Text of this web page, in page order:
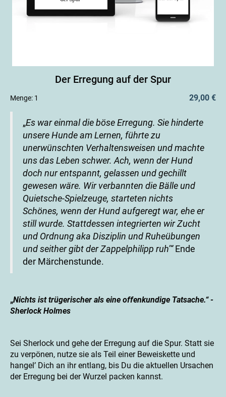
Der Erregung auf der Spur
Menge: 1 29,00 €
„Es war einmal die böse Erregung. Sie hinderte
unsere Hunde am Lernen, führte zu
unerwünschten Verhaltensweisen und machte
uns das Leben schwer. Ach, wenn der Hund
doch nur entspannt, gelassen und gechillt
gewesen wäre. Wir verbannten die Bälle und
Quietsche-Spielzeuge, starteten nichts
Schönes, wenn der Hund aufgeregt war, ehe er
still wurde. Stattdessen integrierten wir Zucht
und Ordnung aka Disziplin und Ruheübungen
und seither gibt der Zappelphilipp ruh’“Ende
der Märchenstunde.
„Nichts ist trügerischer als eine offenkundige Tatsache.“ -
Sherlock Holmes
Sei Sherlock und gehe der Erregung auf die Spur. Statt sie
zu verpönen, nutze sie als Teil einer Beweiskette und
hangel’ Dich an ihr entlang, bis Du die aktuellen Ursachen
der Erregung bei der Wurzel packen kannst.